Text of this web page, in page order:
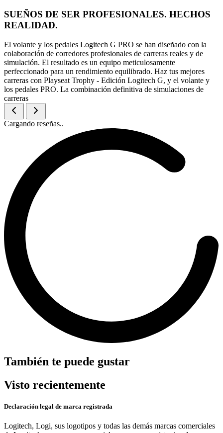
SUEÑOS DE SER PROFESIONALES. HECHOS
REALIDAD.
El volante y los pedales Logitech G PRO se han diseñado con la
colaboración de corredores profesionales de carreras reales y de
simulación. El resultado es un equipo meticulosamente
perfeccionado para un rendimiento equilibrado. Haz tus mejores
carreras con Playseat Trophy - Edición Logitech G, y el volante y
los pedales PRO. La combinación definitiva de simulaciones de
carreras
Cargando reseñas..
También te puede gustar
Visto recientemente
Declaración legal de marca registrada
Logitech, Logi, sus logotipos y todas las demás marcas comerciales